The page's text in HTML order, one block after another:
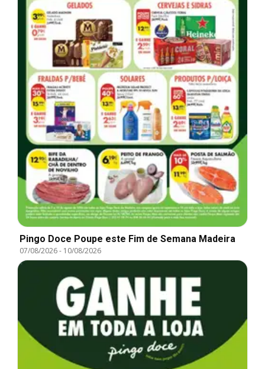
Pingo Doce Poupe este Fim de Semana Madeira
07/08/2026- 10/08/2026